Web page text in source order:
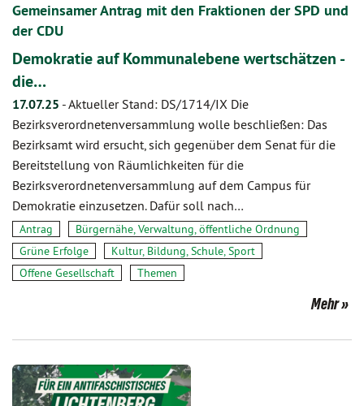
Gemeinsamer Antrag mit den Fraktionen der SPD und
der CDU
Demokratie auf Kommunalebene wertschätzen -
die…
17.07.25 -Aktueller Stand: DS/1714/IX Die
Bezirksverordnetenversammlung wolle beschließen: Das
Bezirksamt wird ersucht, sich gegenüber dem Senat für die
Bereitstellung von Räumlichkeiten für die
Bezirksverordnetenversammlung auf dem Campus für
Demokratie einzusetzen. Dafür soll nach…
Antrag
Bürgernähe, Verwaltung, öffentliche Ordnung
Grüne Erfolge
Kultur, Bildung, Schule, Sport
Offene Gesellschaft
Themen
Mehr